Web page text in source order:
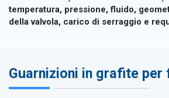
temperatura, pressione, fluido,
della valvola, carico di serraggio e
Guarnizioni in grafite per